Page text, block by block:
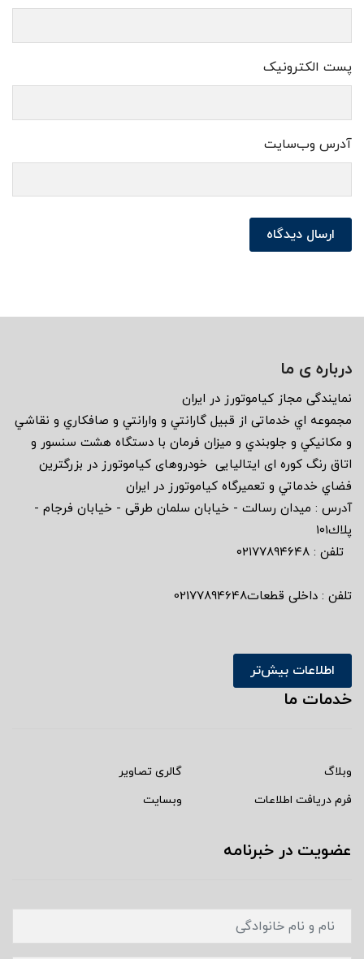
پست الکترونیک
آدرس وب‌سایت
ارسال دیدگاه
درباره ی ما
نمايندگى مجاز كياموتورز در ايران
مجموعه اي خدماتى از قبيل گارانتي و وارانتي و صافكاري و نقاشي
و مكانيكي و جلوبندي و ميزان فرمان با دستگاه هشت سنسور و
اتاق رنگ كوره اى ايتاليايى خودروهاى كياموتورز در بزرگترين
فضاي خدماتي و تعميرگاه كياموتورز در ايران
آدرس : ميدان رسالت - خيابان سلمان طرقى - خيابان فرجام -
پلاك١٠١
تلفن : ٠٢١٧٧٨٩٤٦٤٨
تلفن : داخلی قطعات02177894648
اطلاعات بیش‌تر
خدمات ما
وبلاگ
گالری تصاویر
فرم دریافت اطلاعات
وبسایت
عضویت در خبرنامه